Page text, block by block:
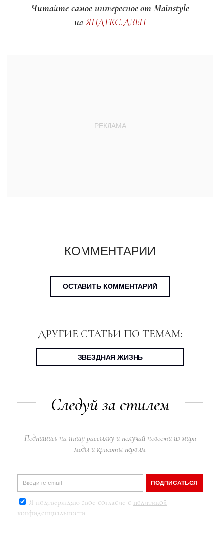
Читайте самое интересное от Mainstyle
наЯНДЕКС.ДЗЕН
КОММЕНТАРИИ
ОСТАВИТЬ КОММЕНТАРИЙ
ДРУГИЕ СТАТЬИ ПО ТЕМАМ:
ЗВЕЗДНАЯ ЖИЗНЬ
Следуй за стилем
Подпишись на нашу рассылку и получай новости из мира
моды и красоты первым
ПОДПИСАТЬСЯ
Я подтверждаю свое согласие с политикой
конфиденциальности